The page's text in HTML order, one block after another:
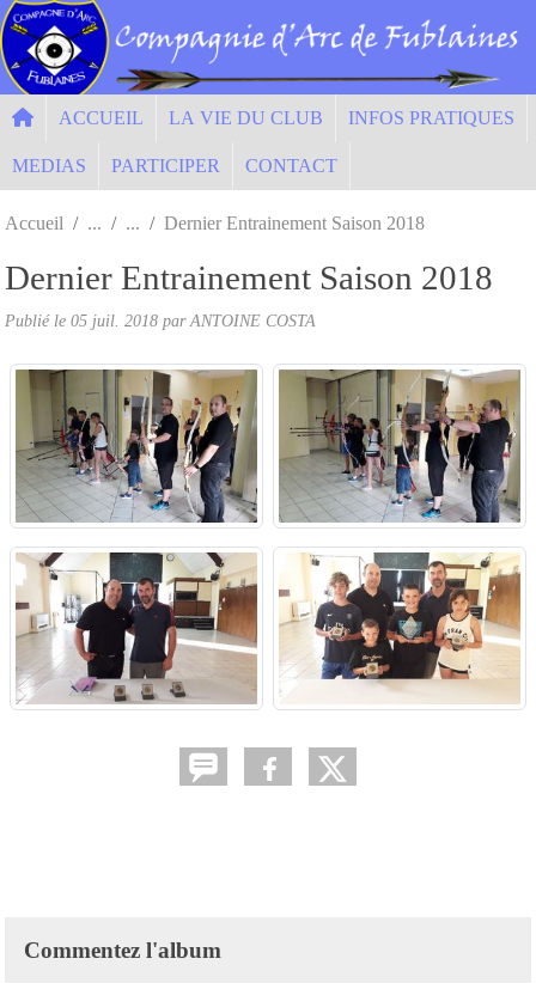
ACCUEIL LA VIE DU CLUB INFOS PRATIQUES
MEDIAS PARTICIPER CONTACT
Accueil Dernier Entrainement Saison 2018
Dernier Entrainement Saison 2018
Publié le 05 juil. 2018 par ANTOINE COSTA
Commentez l'album
Panneau de gestion des cookies